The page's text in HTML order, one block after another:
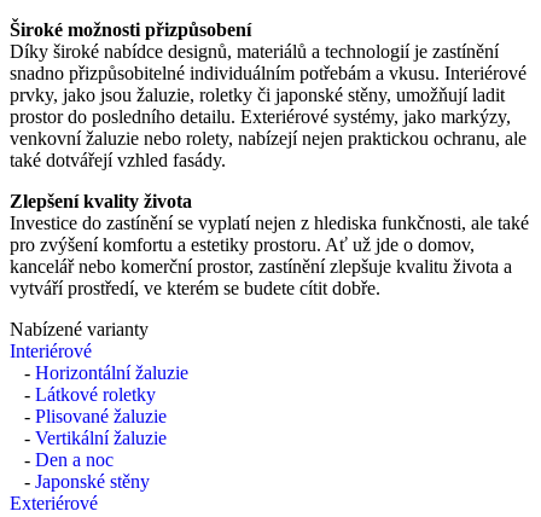
Široké možnosti přizpůsobení
Díky široké nabídce designů, materiálů a technologií je zastínění
snadno přizpůsobitelné individuálním potřebám a vkusu. Interiérové
prvky, jako jsou žaluzie, roletky či japonské stěny, umožňují ladit
prostor do posledního detailu. Exteriérové systémy, jako markýzy,
venkovní žaluzie nebo rolety, nabízejí nejen praktickou ochranu, ale
také dotvářejí vzhled fasády.
Zlepšení kvality života
Investice do zastínění se vyplatí nejen z hlediska funkčnosti, ale také
pro zvýšení komfortu a estetiky prostoru. Ať už jde o domov,
kancelář nebo komerční prostor, zastínění zlepšuje kvalitu života a
vytváří prostředí, ve kterém se budete cítit dobře.
Nabízené varianty
Interiérové
- Horizontální žaluzie
- Látkové roletky
- Plisované žaluzie
- Vertikální žaluzie
- Den a noc
- Japonské stěny
Exteriérové